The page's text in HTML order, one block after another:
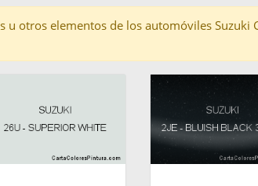
u otros elementos de los automóviles